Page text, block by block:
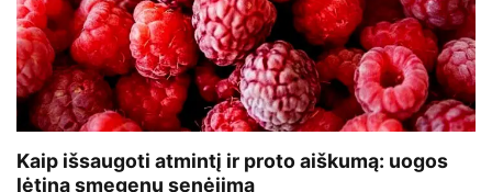
Kaip išsaugoti atmintį ir proto aiškumą: uogos
lėtina smegenų senėjimą